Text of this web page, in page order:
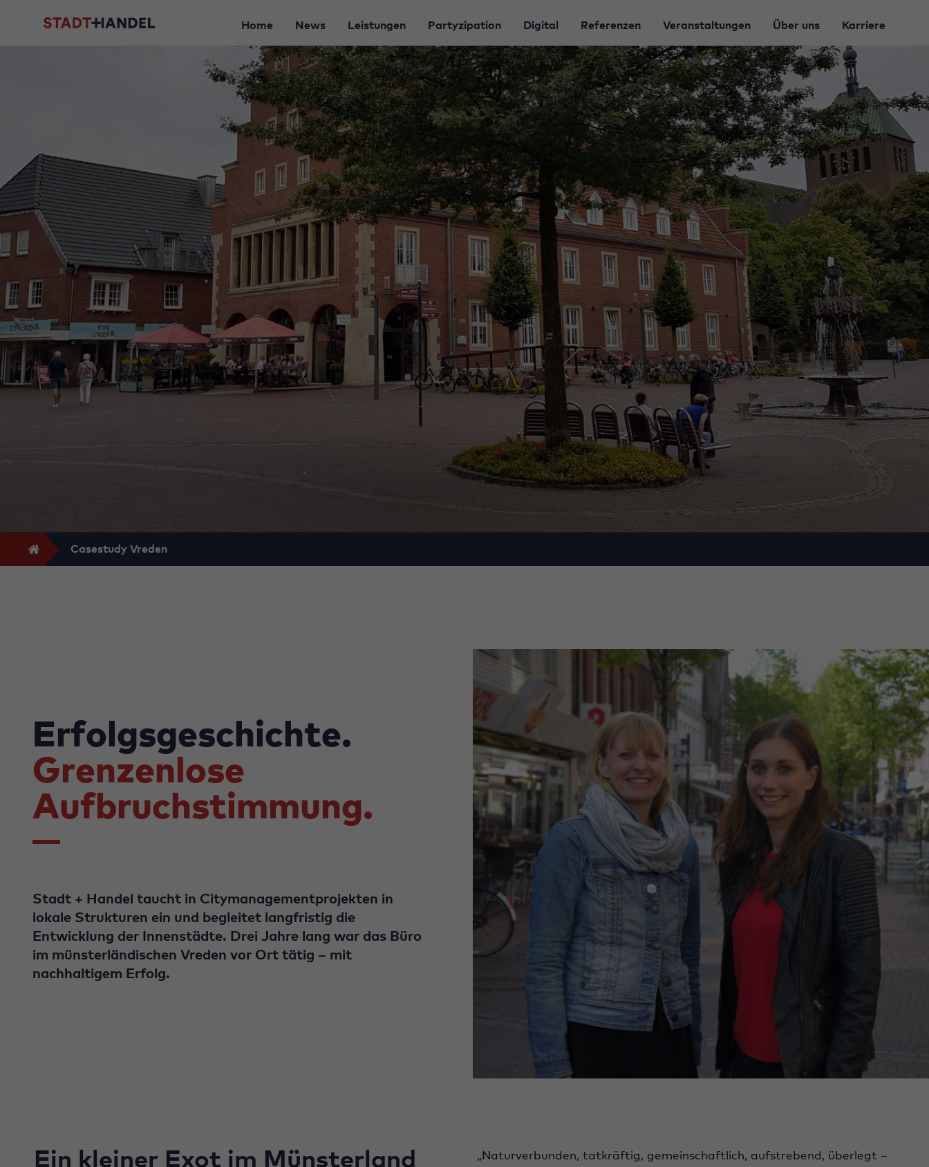
Home News Leistungen Partyzipation Digital Referenzen Veranstaltungen Über uns Karriere
Aktuelle
Seite:
Casestudy Vreden
Erfolgsgeschichte.
Grenzenlose
Aufbruchstimmung.
Stadt + Handel taucht in Citymanagementprojekten in
lokale Strukturen ein und begleitet langfristig die
Entwicklung der Innenstädte. Drei Jahre lang war das Büro
im münsterländischen Vreden vor Ort tätig – mit
nachhaltigem Erfolg.
Ein kleiner Exot im Münsterland
„Naturverbunden, tatkräftig, gemeinschaftlich, aufstrebend, überlegt –